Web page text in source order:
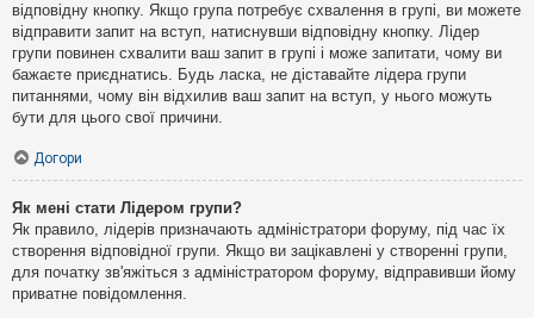
відповідну кнопку. Якщо група потребує схвалення в групі, ви можете
відправити запит на вступ, натиснувши відповідну кнопку. Лідер
групи повинен схвалити ваш запит в групі і може запитати, чому ви
бажаєте приєднатись. Будь ласка, не діставайте лідера групи
питаннями, чому він відхилив ваш запит на вступ, у нього можуть
бути для цього свої причини.
Догори
Як мені стати Лідером групи?
Як правило, лідерів призначають адміністратори форуму, під час їх
створення відповідної групи. Якщо ви зацікавлені у створенні групи,
для початку зв'яжіться з адміністратором форуму, відправивши йому
приватне повідомлення.